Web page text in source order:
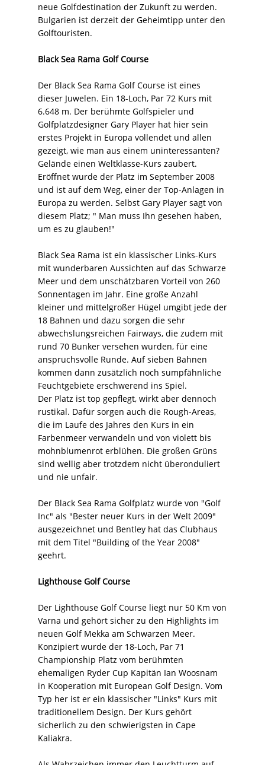
neue Golfdestination der Zukunft zu werden.
Bulgarien ist derzeit der Geheimtipp unter den
Golftouristen.
Black Sea Rama Golf Course
Der Black Sea Rama Golf Course ist eines
dieser Juwelen. Ein 18-Loch, Par 72 Kurs mit
6.648 m. Der berühmte Golfspieler und
Golfplatzdesigner Gary Player hat hier sein
erstes Projekt in Europa vollendet und allen
gezeigt, wie man aus einem uninteressanten?
Gelände einen Weltklasse-Kurs zaubert.
Eröffnet wurde der Platz im September 2008
und ist auf dem Weg, einer der Top-Anlagen in
Europa zu werden. Selbst Gary Player sagt von
diesem Platz; " Man muss Ihn gesehen haben,
um es zu glauben!"
Black Sea Rama ist ein klassischer Links-Kurs
mit wunderbaren Aussichten auf das Schwarze
Meer und dem unschätzbaren Vorteil von 260
Sonnentagen im Jahr. Eine große Anzahl
kleiner und mittelgroßer Hügel umgibt jede der
18 Bahnen und dazu sorgen die sehr
abwechslungsreichen Fairways, die zudem mit
rund 70 Bunker versehen wurden, für eine
anspruchsvolle Runde. Auf sieben Bahnen
kommen dann zusätzlich noch sumpfähnliche
Feuchtgebiete erschwerend ins Spiel.
Der Platz ist top gepflegt, wirkt aber dennoch
rustikal. Dafür sorgen auch die Rough-Areas,
die im Laufe des Jahres den Kurs in ein
Farbenmeer verwandeln und von violett bis
mohnblumenrot erblühen. Die großen Grüns
sind wellig aber trotzdem nicht überonduliert
und nie unfair.
Der Black Sea Rama Golfplatz wurde von "Golf
Inc" als "Bester neuer Kurs in der Welt 2009"
ausgezeichnet und Bentley hat das Clubhaus
mit dem Titel "Building of the Year 2008"
geehrt.
Lighthouse Golf Course
Der Lighthouse Golf Course liegt nur 50 Km von
Varna und gehört sicher zu den Highlights im
neuen Golf Mekka am Schwarzen Meer.
Konzipiert wurde der 18-Loch, Par 71
Championship Platz vom berühmten
ehemaligen Ryder Cup Kapitän Ian Woosnam
in Kooperation mit European Golf Design. Vom
Typ her ist er ein klassischer "Links" Kurs mit
traditionellem Design. Der Kurs gehört
sicherlich zu den schwierigsten in Cape
Kaliakra.